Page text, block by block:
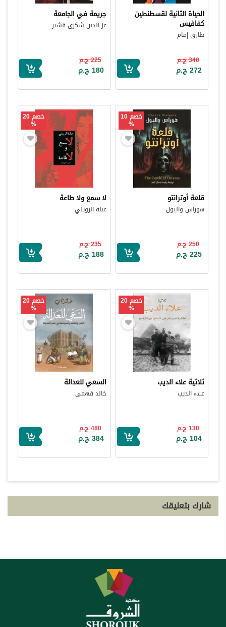
الحياة الثانية لقسطنطين
كفافيس
طارق إمام
340 ج.م
272 ج.م
جريمة في الجامعة
عز الدين شكرى فشير
225 ج.م
180 ج.م
خصم 10
%
قلعة أوترانتو
هوراس واليول
250 ج.م
225 ج.م
خصم 20
%
لا سمع ولا طاعة
عبلة الرويني
235 ج.م
188 ج.م
خصم 20
%
ثلاثية علاء الديب
علاء الديب
130 ج.م
104 ج.م
خصم 20
%
السعي للعدالة
خالد فهمى
480 ج.م
384 ج.م
شارك بتعليقك